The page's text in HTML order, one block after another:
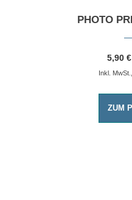
PHOTO
5,90 €
Inkl.
ZUM